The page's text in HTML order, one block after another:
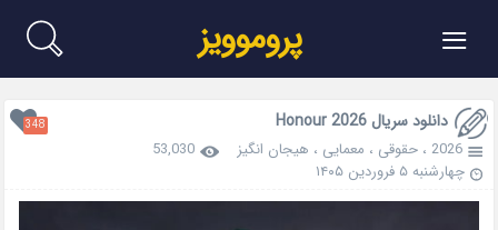
≡ پروموویز
دانلود سریال Honour 2026 348
2026 ،حقوقی ، معمایی ، هیجان انگیز
53,030
چهارشنبه ۵ فروردین ۱۴۰۵